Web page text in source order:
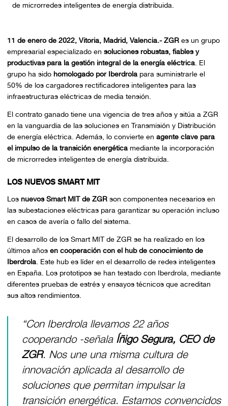
de microrredes inteligentes de energía distribuida.
11 de enero de 2022, Vitoria, Madrid, Valencia.-ZGR es un grupo
empresarial especializado en soluciones robustas, fiables y
productivas para la gestión integral de la energía eléctrica. El
grupo ha sido homologado por Iberdrolapara suministrarle el
50% de los cargadores rectificadores inteligentes para las
infraestructuras eléctricas de media tensión.
El contrato ganado tiene una vigencia de tres años y sitúa a ZGR
en la vanguardia de las soluciones en Transmisión y Distribución
de energía eléctrica. Además, lo convierte en agente clave para
el impulso de la transición energéticamediante la incorporación
de microrredes inteligentes de energía distribuida.
LOS NUEVOS SMART MIT
Los nuevos Smart MIT de ZGRson componentes necesarios en
las subestaciones eléctricas para garantizar su operación incluso
en casos de avería o fallo del sistema.
El desarrollo de los Smart MIT de ZGR se ha realizado en los
últimos años en cooperación con el hub de conocimiento de
Iberdrola. Este hub es líder en el desarrollo de redes inteligentes
en España. Los prototipos se han testado con Iberdrola, mediante
diferentes pruebas de estrés y ensayos técnicos que acreditan
sus altos rendimientos.
“Con Iberdrola llevamos 22 años
cooperando-señalaÍñigo Segura, CEO de
ZGR. Nos une una misma cultura de
innovación aplicada al desarrollo de
soluciones que permitan impulsar la
transición energética. Estamos convencidos